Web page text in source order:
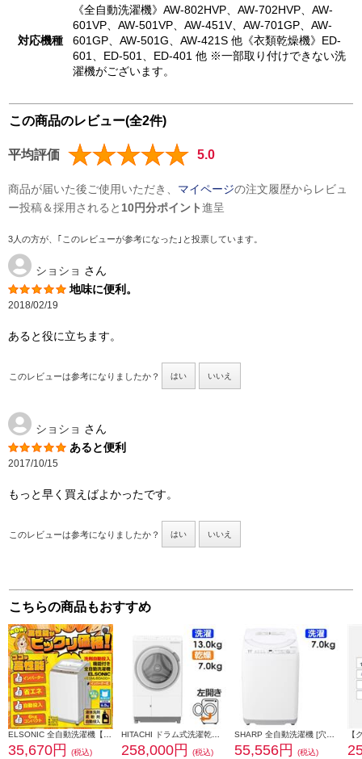
対応機種
《全自動洗濯機》AW-802HVP、AW-702HVP、AW-
601VP、AW-501VP、AW-451V、AW-701GP、AW-
601GP、AW-501G、AW-421S 他《衣類乾燥機》ED-
601、ED-501、ED-401 他 ※一部取り付けできない洗
濯機がございます。
この商品のレビュー(全2件)
平均評価 5.0
商品が届いた後ご使用いただき、 マイページの注文履歴からレビュ
ー投稿＆採用されると 10円分ポイント進呈
3人の方が、｢このレビューが参考になった｣と投票しています。
ショショ さん
地味に便利。
2018/02/19
あると役に立ちます。
このレビューは参考になりましたか？ はい いいえ
ショショ さん
あると便利
2017/10/15
もっと早く買えばよかったです。
このレビューは参考になりましたか？ はい いいえ
こちらの商品もおすすめ
35,670円
(税込)
258,000円 (税込) 55,556円
(税込)